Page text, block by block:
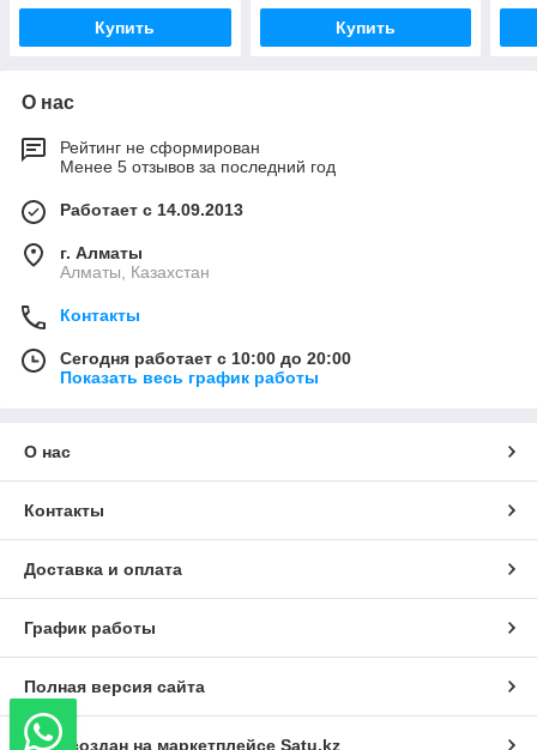
Купить Купить
О нас
Рейтинг не сформирован
Менее 5 отзывов за последний год
Работает с 14.09.2013
г. Алматы
Алматы, Казахстан
Контакты
Сегодня работает с 10:00 до 20:00
Показать весь график работы
О нас
Контакты
Доставка и оплата
График работы
Полная версия сайта
Сайт создан на маркетплейсе Satu.kz